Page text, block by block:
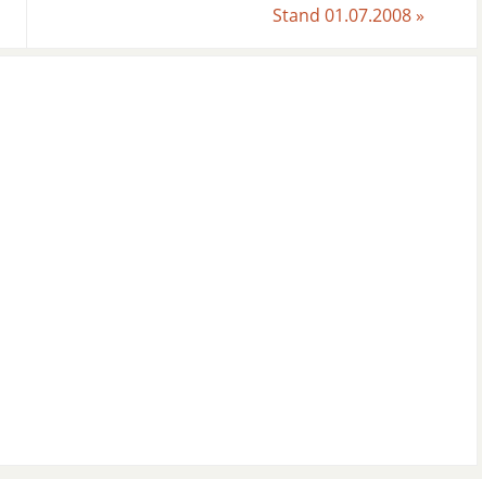
Stand 01.07.2008»